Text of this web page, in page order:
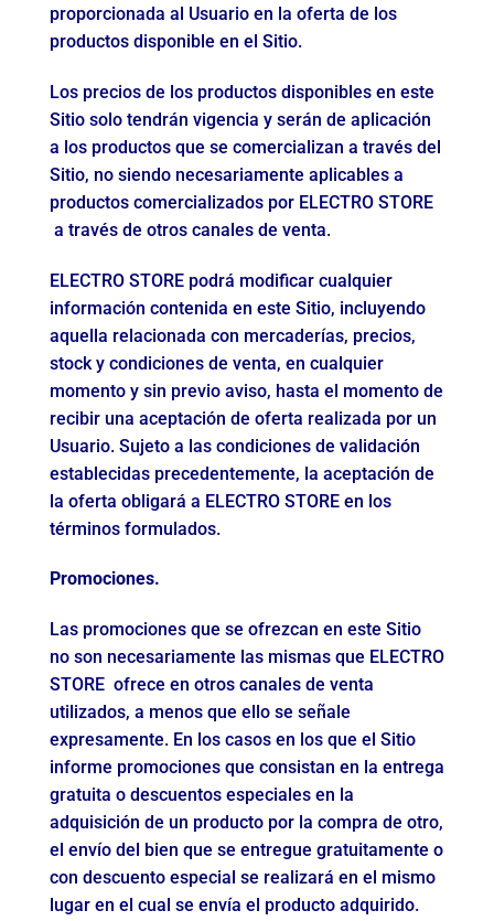
proporcionada al Usuario en la oferta de los
productos disponible en el Sitio.
Los precios de los productos disponibles en este
Sitio solo tendrán vigencia y serán de aplicación
a los productos que se comercializan a través del
Sitio, no siendo necesariamente aplicables a
productos comercializados por ELECTRO STORE
a través de otros canales de venta.
ELECTRO STORE podrá modificar cualquier
información contenida en este Sitio, incluyendo
aquella relacionada con mercaderías, precios,
stock y condiciones de venta, en cualquier
momento y sin previo aviso, hasta el momento de
recibir una aceptación de oferta realizada por un
Usuario. Sujeto a las condiciones de validación
establecidas precedentemente, la aceptación de
la oferta obligará a ELECTRO STORE en los
términos formulados.
Promociones.
Las promociones que se ofrezcan en este Sitio
no son necesariamente las mismas que ELECTRO
STORE ofrece en otros canales de venta
utilizados, a menos que ello se señale
expresamente. En los casos en los que el Sitio
informe promociones que consistan en la entrega
gratuita o descuentos especiales en la
adquisición de un producto por la compra de otro,
el envío del bien que se entregue gratuitamente o
con descuento especial se realizará en el mismo
lugar en el cual se envía el producto adquirido.